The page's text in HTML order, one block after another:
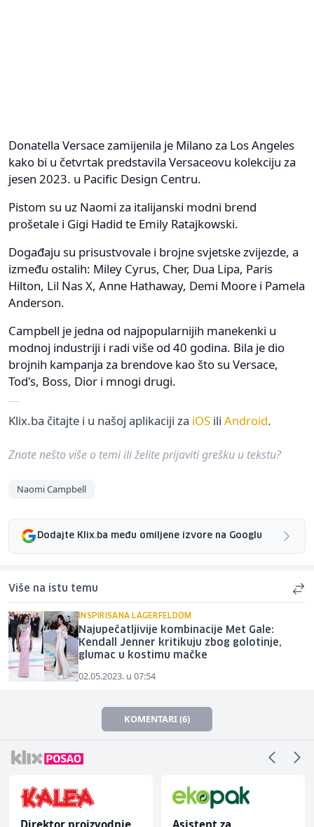
Donatella Versace zamijenila je Milano za Los Angeles
kako bi u četvrtak predstavila Versaceovu kolekciju za
jesen 2023. u Pacific Design Centru.
Pistom su uz Naomi za italijanski modni brend
prošetale i Gigi Hadid te Emily Ratajkowski.
Događaju su prisustvovale i brojne svjetske zvijezde, a
između ostalih: Miley Cyrus, Cher, Dua Lipa, Paris
Hilton, Lil Nas X, Anne Hathaway, Demi Moore i Pamela
Anderson.
Campbell je jedna od najpopularnijih manekenki u
modnoj industriji i radi više od 40 godina. Bila je dio
brojnih kampanja za brendove kao što su Versace,
Tod's, Boss, Dior i mnogi drugi.
Klix.ba čitajte i u našoj aplikaciji za iOS ili Android.
Znate nešto više o temi ili želite prijaviti grešku u tekstu?
Naomi Campbell
Dodajte Klix.ba među omiljene izvore na Googlu
Više na istu temu
INSPIRISANA LAGERFELDOM
Najupečatljivije kombinacije Met Gale:
Kendall Jenner kritikuju zbog golotinje,
glumac u kostimu mačke
02.05.2023. u 07:54
KOMENTARI (6)
Direktor proizvodnje
Asistent za